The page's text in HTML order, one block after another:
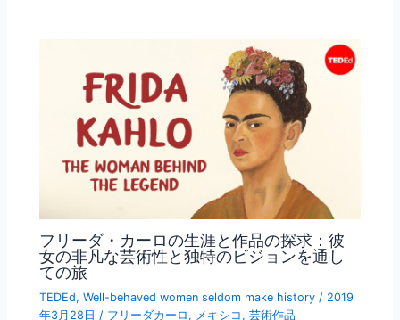
フリーダ・カーロの生涯と作品の探求：彼
女の非凡な芸術性と独特のビジョンを通し
ての旅
TEDEd,Well-behaved women seldom make history / 2019
年3月28日 / フリーダカーロ , メキシコ ,芸術作品